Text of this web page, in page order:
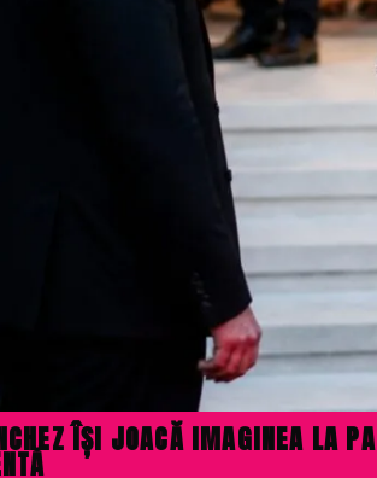
ÎȘI JOACĂ IMAGINEA LA